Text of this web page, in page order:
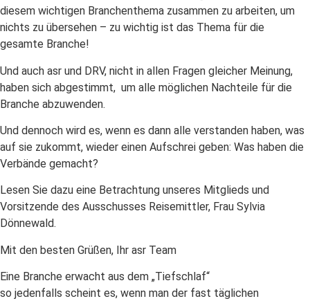
diesem wichtigen Branchenthema zusammen zu arbeiten, um
nichts zu übersehen – zu wichtig ist das Thema für die
gesamte Branche!
Und auch asr und DRV, nicht in allen Fragen gleicher Meinung,
haben sich abgestimmt, um alle möglichen Nachteile für die
Branche abzuwenden.
Und dennoch wird es, wenn es dann alle verstanden haben, was
auf sie zukommt, wieder einen Aufschrei geben: Was haben die
Verbände gemacht?
Lesen Sie dazu eine Betrachtung unseres Mitglieds und
Vorsitzende des Ausschusses Reisemittler, Frau Sylvia
Dönnewald.
Mit den besten Grüßen, Ihr asr Team
Eine Branche erwacht aus dem „Tiefschlaf“
so jedenfalls scheint es, wenn man der fast täglichen